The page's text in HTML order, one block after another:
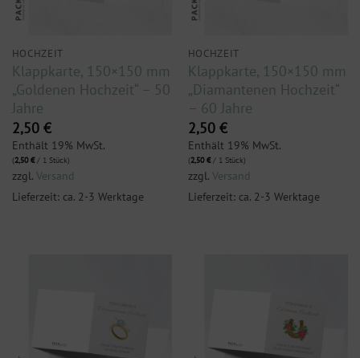
HOCHZEIT
Klappkarte, 150×150 mm
„Goldenen Hochzeit“ – 50
Jahre
2,50 €
Enthält 19% MwSt.
(2,50€/ 1 Stück)
zzgl. Versand
Lieferzeit: ca. 2-3 Werktage
HOCHZEIT
Klappkarte, 150×150 mm
„Diamantenen Hochzeit“
– 60 Jahre
2,50 €
Enthält 19% MwSt.
(2,50€/ 1 Stück)
zzgl. Versand
Lieferzeit: ca. 2-3 Werktage